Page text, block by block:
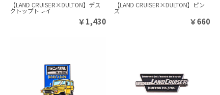
【LAND CRUISER×DULTON】デス
クトップトレイ
￥1,430
【LAND CRUISER×DULTON】ピン
ズ
￥660